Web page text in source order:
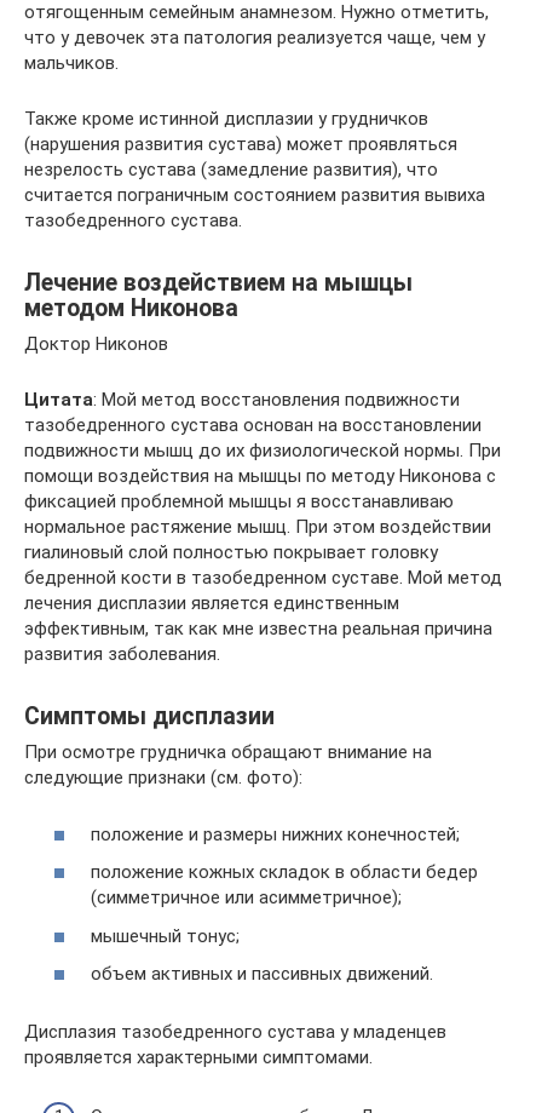
отягощенным семейным анамнезом. Нужно отметить,
что у девочек эта патология реализуется чаще, чем у
мальчиков.
Также кроме истинной дисплазии у грудничков
(нарушения развития сустава) может проявляться
незрелость сустава (замедление развития), что
считается пограничным состоянием развития вывиха
тазобедренного сустава.
Лечение воздействием на мышцы
методом Никонова
Доктор Никонов
Цитата: Мой метод восстановления подвижности
тазобедренного сустава основан на восстановлении
подвижности мышц до их физиологической нормы. При
помощи воздействия на мышцы по методу Никонова с
фиксацией проблемной мышцы я восстанавливаю
нормальное растяжение мышц. При этом воздействии
гиалиновый слой полностью покрывает головку
бедренной кости в тазобедренном суставе. Мой метод
лечения дисплазии является единственным
эффективным, так как мне известна реальная причина
развития заболевания.
Симптомы дисплазии
При осмотре грудничка обращают внимание на
следующие признаки (см. фото):
положение и размеры нижних конечностей;
положение кожных складок в области бедер
(симметричное или асимметричное);
мышечный тонус;
объем активных и пассивных движений.
Дисплазия тазобедренного сустава у младенцев
проявляется характерными симптомами.